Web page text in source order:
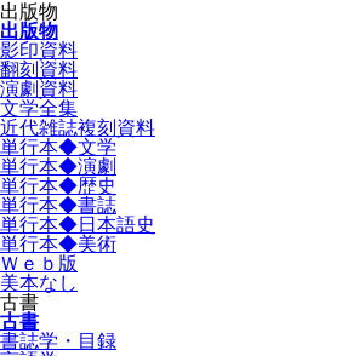
出版物
出版物
影印資料
翻刻資料
演劇資料
文学全集
近代雑誌複刻資料
単行本◆文学
単行本◆演劇
単行本◆歴史
単行本◆書誌
単行本◆日本語史
単行本◆美術
Ｗｅｂ版
美本なし
古書
古書
書誌学・目録